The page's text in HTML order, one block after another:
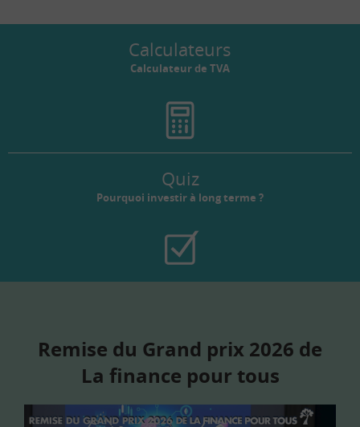
Calculateurs
Calculateur de TVA
Quiz
Pourquoi investir à long terme ?
Remise du Grand prix 2026 de
La finance pour tous